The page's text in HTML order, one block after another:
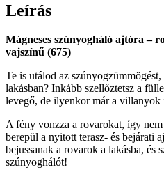
Leírás
Mágneses szúnyogháló ajtóra –
vajszínű (675)
Te is utálod az
lakásban? Inkább szellőztetsz a
levegő, de ilyenkor már a villanyok
A fény vonzza a rovarokat, így
berepül a nyitott terasz- és bejárati
bejussanak a rovarok a lakásba, és
szúnyoghálót!